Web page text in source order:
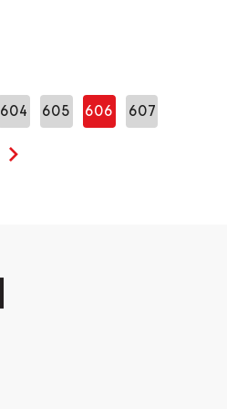
604 605 606 607
Seuraava sivu